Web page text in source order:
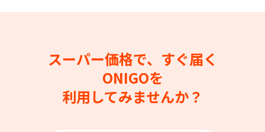
スーパー価格で、すぐ届く
ONIGOを
利用してみませんか？